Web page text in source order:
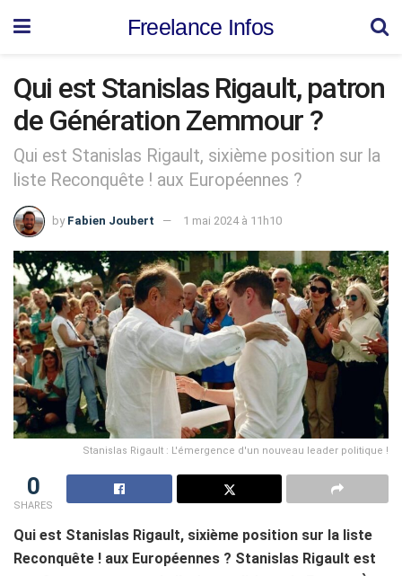
Freelance Infos
Qui est Stanislas Rigault, patron
de Génération Zemmour ?
Qui est Stanislas Rigault, sixième position sur la
liste Reconquête ! aux Européennes ?
by Fabien Joubert 1 mai 2024 à 11h10
Stanislas Rigault : L'émergence d'un nouveau leader politique !
0
SHARES
Qui est Stanislas Rigault, sixième position sur la liste
Reconquête ! aux Européennes ? Stanislas Rigault est